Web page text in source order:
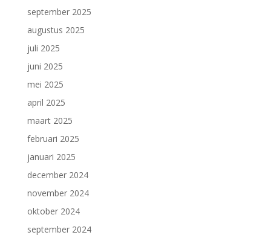
september 2025
augustus 2025
juli 2025
juni 2025
mei 2025
april 2025
maart 2025
februari 2025
januari 2025
december 2024
november 2024
oktober 2024
september 2024